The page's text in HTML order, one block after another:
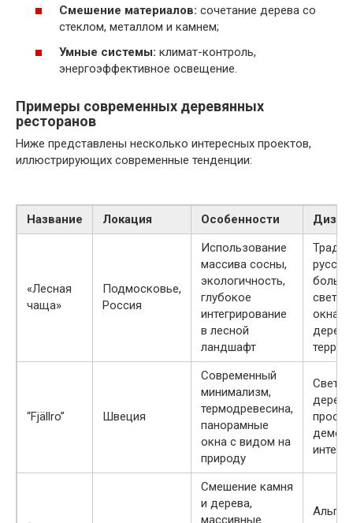
Смешение материалов: сочетание дерева со
стеклом, металлом и камнем;
Умные системы: климат-контроль,
энергоэффективное освещение.
Примеры современных деревянных
ресторанов
Ниже представлены несколько интересных проектов,
иллюстрирующих современные тенденции:
Название Локация Особенности
«Лесная
чаща»
Подмосковье,
Россия
Использование
массива сосны,
экологичность,
глубокое
интегрирование
в лесной
ландшафт
“Fjällro” Швеция
Современный
минимализм,
термодревесина,
панорамные
окна с видом на
природу
Смешение камня
и дерева,
массивные